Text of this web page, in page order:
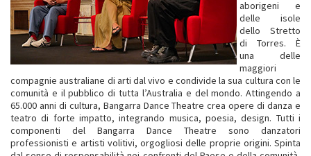
aborigeni e
delle isole
dello Stretto
di Torres. È
una delle
maggiori
compagnie australiane di arti dal vivo e condivide la sua cultura con le
comunità e il pubblico di tutta l’Australia e del mondo. Attingendo a
65.000 anni di cultura, Bangarra Dance Theatre crea opere di danza e
teatro di forte impatto, integrando musica, poesia, design. Tutti i
componenti del Bangarra Dance Theatre sono danzatori
professionisti e artisti volitivi, orgogliosi delle proprie origini. Spinta